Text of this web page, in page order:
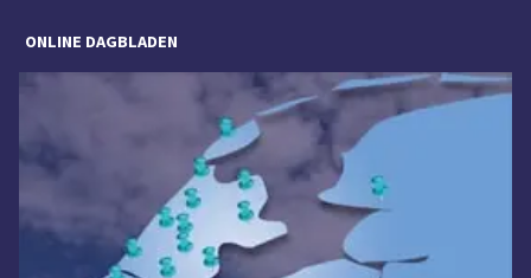
ONLINE DAGBLADEN